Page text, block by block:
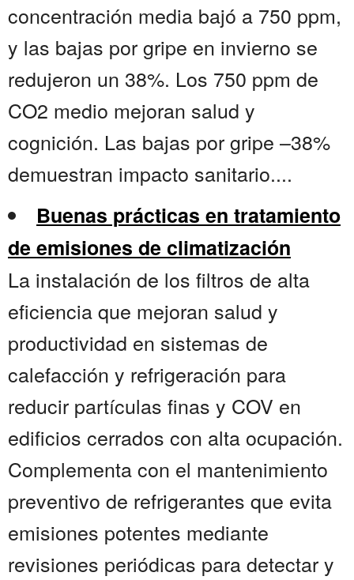
concentración media bajó a 750 ppm,
y las bajas por gripe en invierno se
redujeron un 38%. Los 750 ppm de
CO2 medio mejoran salud y
cognición. Las bajas por gripe –38%
demuestran impacto sanitario....
Buenas prácticas en tratamiento
de emisiones de climatización
La instalación de los filtros de alta
eficiencia que mejoran salud y
productividad en sistemas de
calefacción y refrigeración para
reducir partículas finas y COV en
edificios cerrados con alta ocupación.
Complementa con el mantenimiento
preventivo de refrigerantes que evita
emisiones potentes mediante
revisiones periódicas para detectar y